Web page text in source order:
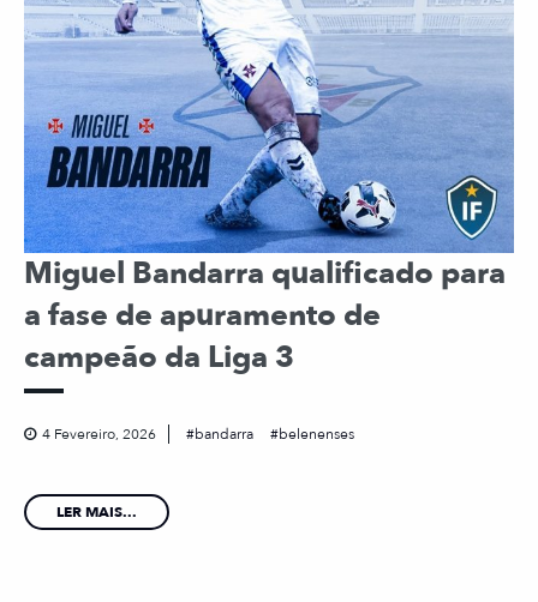
Miguel Bandarra qualificado para
a fase de apuramento de
campeão da Liga 3
4 Fevereiro, 2026 bandarra belenenses
LER MAIS...